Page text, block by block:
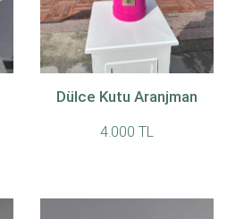
Dülce Kutu Aranjman
4.000 TL